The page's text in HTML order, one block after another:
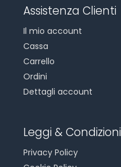
Assistenza Clienti
Il mio account
Cassa
Carrello
Ordini
Dettagli account
Leggi & Condizioni
Privacy Policy